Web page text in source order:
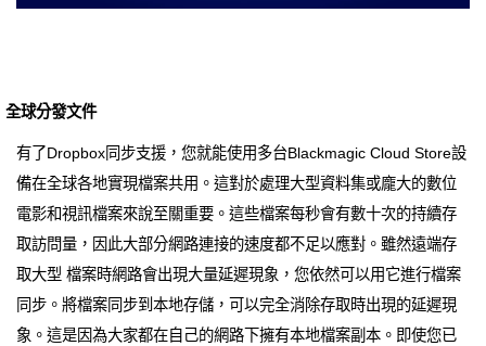
全球分發文件
有了Dropbox同步支援，您就能使用多台Blackmagic Cloud Store設
備在全球各地實現檔案共用。這對於處理大型資料集或龐大的數位
電影和視訊檔案來說至關重要。這些檔案每秒會有數十次的持續存
取訪問量，因此大部分網路連接的速度都不足以應對。雖然遠端存
取大型 檔案時網路會出現大量延遲現象，您依然可以用它進行檔案
同步。將檔案同步到本地存儲，可以完全消除存取時出現的延遲現
象。這是因為大家都在自己的網路下擁有本地檔案副本。即使您已